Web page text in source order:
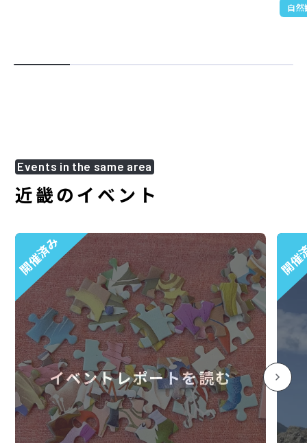
自然
Events in the same area
近畿のイベント
開催済み
イベントレポートを読む
開